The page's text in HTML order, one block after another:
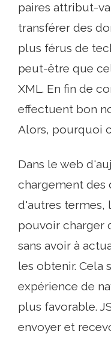
paires attribut-
transférer des
plus férus de
peut-être que
XML. En fin de
effectuent bon
Alors, pourquoi
Dans le web
chargement des
d'autres termes,
pouvoir charger
sans avoir à
les obtenir. Cela
expérience de
plus favorable.
envoyer et